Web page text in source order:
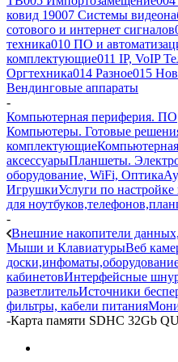
ковид 19007 Системы
сотового и интернет сигналов
техника010 ПО и
комплектующие011 IP, VoIP
Оргтехника014 Разное015
Вендинговые аппараты
-
Компьютерная периферия. ПО
Компьютеры. Готовые
комплектующие
аксессуарыПланшеты.
оборудование, WiFi, Оптика
ИгрушкиУслуги по
для
-
Внешние накопители
Мыши и КлавиатурыВеб
кабинетовИнтерфейсные
разветлительИсточники
фильтры, кабели питания
-Карта памяти SDHC 32Gb